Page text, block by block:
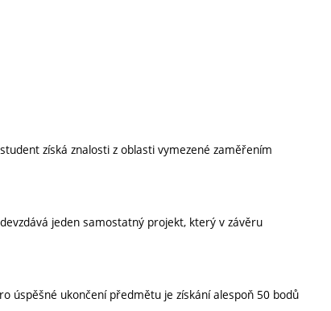
získá znalosti z oblasti vymezené zaměřením
jeden samostatný projekt, který v závěru
úspěšné ukončení předmětu je získání alespoň 50 bodů